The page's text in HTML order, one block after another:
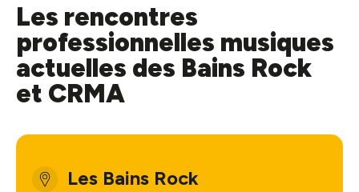
Les rencontres
professionnelles musiques
actuelles des Bains Rock
et CRMA
Les Bains Rock